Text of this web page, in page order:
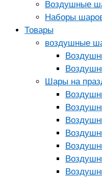
Воздушные
Наборы
Товары
воздушные
Шары на